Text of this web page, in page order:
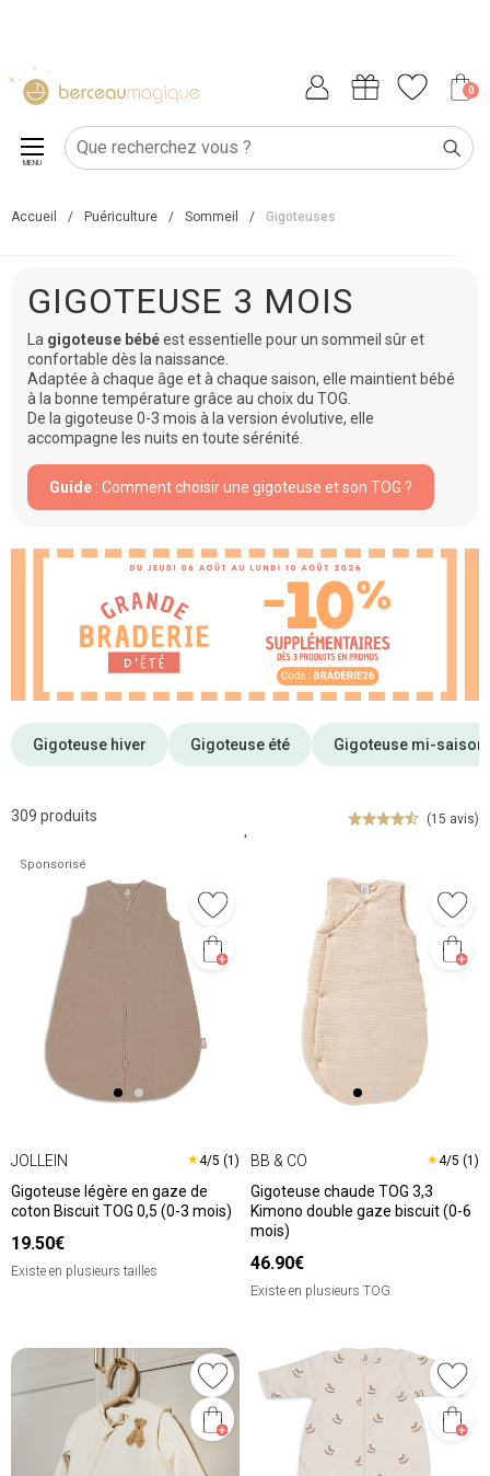
0
MENU
Accueil / Puériculture / Sommeil / Gigoteuses
GIGOTEUSE 3 MOIS
La gigoteuse bébéest essentielle pour un sommeil sûr et
confortable dès la naissance.
Adaptée à chaque âge et à chaque saison, elle maintient bébé
à la bonne température grâce au choix du TOG.
De la gigoteuse 0-3 mois à la version évolutive, elle
accompagne les nuits en toute sérénité.
Guide : Comment choisir une gigoteuse et son TOG ?
Gigoteuse hiver Gigoteuse été Gigoteuse mi-saison
309 produits (15 avis)
'
Sponsorisé
JOLLEIN ★4/5 (1)
Gigoteuse légère en gaze de
coton Biscuit TOG 0,5 (0-3 mois)
19.50€
Existe en plusieurs tailles
BB & CO ★4/5 (1)
Gigoteuse chaude TOG 3,3
Kimono double gaze biscuit (0-6
mois)
46.90€
Existe en plusieurs TOG